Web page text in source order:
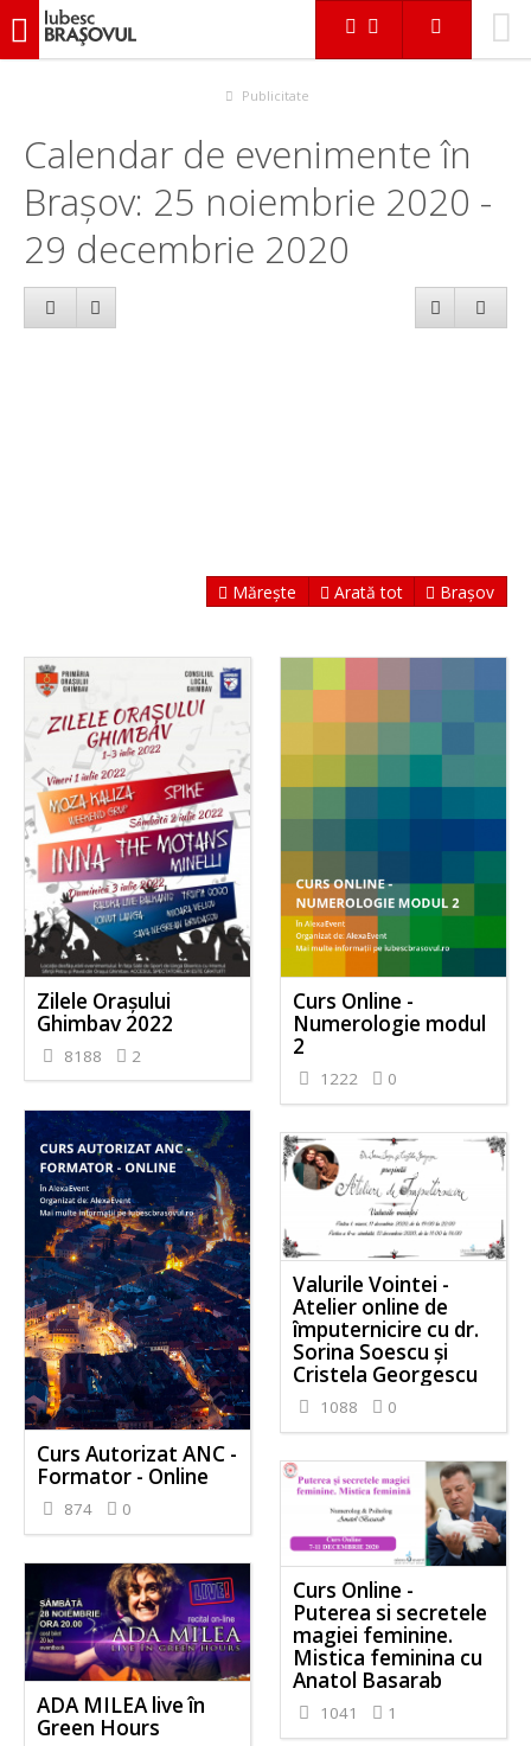
iubescbraşovul.ro
Publicitate
Calendar de evenimente în
Brașov: 25 noiembrie 2020 -
29 decembrie 2020
Mărește Arată tot Brașov
Zilele Orașului
Ghimbav 2022
8188 2
Curs Online -
Numerologie modul
2
1222 0
Curs Autorizat ANC -
Formator - Online
874 0
Valurile Vointei -
Atelier online de
împuternicire cu dr.
Sorina Soescu și
Cristela Georgescu
1088 0
Curs Online -
Puterea si secretele
magiei feminine.
Mistica feminina cu
Anatol Basarab
1041 1
ADA MILEA live în
Green Hours